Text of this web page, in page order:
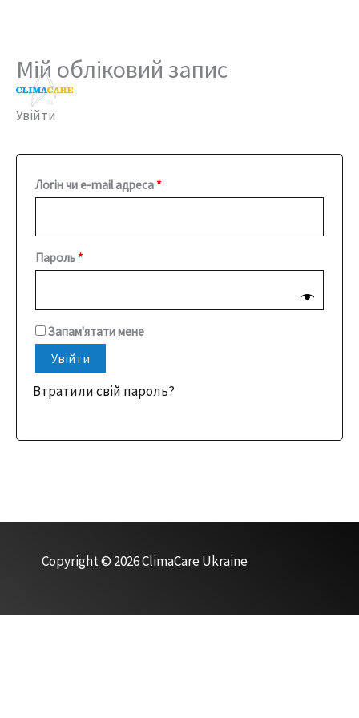
Перейти
вмісту
Мій обліковий запис
Увійти
Логін чи e-mail адреса *
Обов’язкове
Пароль *
Обов’язкове
Запам'ятати мене
Увійти
Втратили свій пароль?
Copyright © 2026 ClimaCare Ukraine